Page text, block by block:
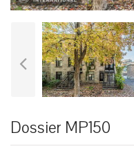
Dossier MP150